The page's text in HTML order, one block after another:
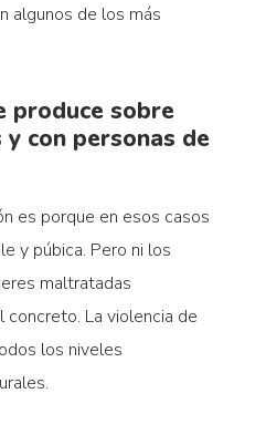
algunos de los más
produce sobre
con personas de
es porque en esos casos
y púbica. Pero ni los
maltratadas
La violencia de
los niveles